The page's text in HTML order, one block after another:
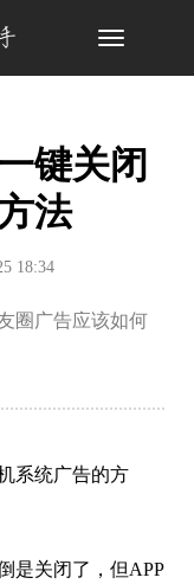
Toggle
键关闭
法
18:34
圈广告应该如何
系统广告的方
是关闭了，但APP